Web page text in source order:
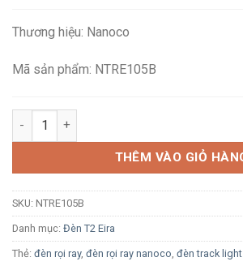
350,000₫.
Thương hiệu: Nanoco
Mã sản phẩm: NTRE105B
Đèn LED rọi ray Nanoco Eira NTRE105B
THÊM VÀO GIỎ
SKU: NTRE105B
Danh mục: Đèn T2 Eira
Thẻ: đèn rọi ray, đèn rọi ray nanoco đèn track light